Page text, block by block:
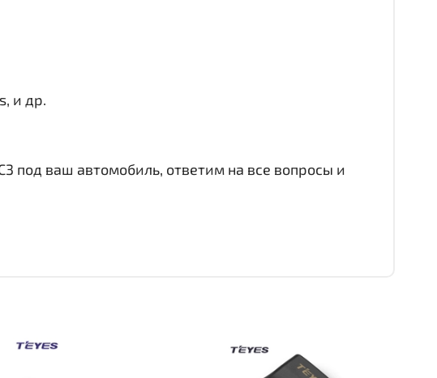
и др.
под ваш автомобиль, ответим на все вопросы и